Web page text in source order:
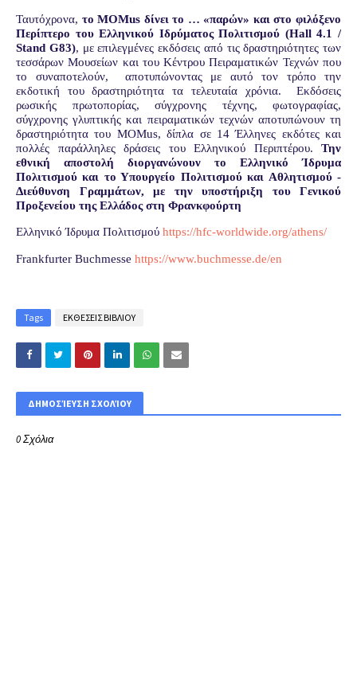
Ταυτόχρονα, τοMOMus δίνει το … «παρών» και στο φιλόξενο
Περίπτερο του Ελληνικού Ιδρύματος Πολιτισμού (Hall4.1 /
Stand G83), με επιλεγμένες εκδόσεις από τις δραστηριότητες των
τεσσάρων Μουσείων και του Κέντρου Πειραματικών Τεχνών που
το συναποτελούν,
αποτυπώνοντας με αυτό τον τρόπο την
εκδοτική του δραστηριότητα τα τελευταία χρόνια.
Εκδόσεις
ρωσικής πρωτοπορίας, σύγχρονης τέχνης, φωτογραφίας,
σύγχρονης γλυπτικής και πειραματικών τεχνών αποτυπώνουν τη
δραστηριότητα του MOMus, δίπλα σε 14 Έλληνες εκδότες και
πολλές παράλληλες δράσεις του Ελληνικού Περιπτέρου. Την
εθνική αποστολή διοργανώνουν το Ελληνικό Ίδρυμα
Πολιτισμούκαι τοΥπουργείο Πολιτισμού και Αθλητισμού -
Διεύθυνση Γραμμάτων, με την υποστήριξη του Γενικού
Προξενείου της Ελλάδος στη Φρανκφούρτη
Ελληνικό Ίδρυμα Πολιτισμού https://hfc-worldwide.org/athens/
Frankfurter Buchmesse https://www.buchmesse.de/en
Tags ΕΚΘΕΣΕΙΣ ΒΙΒΛΙΟΥ
ΔΗΜΟΣΊΕΥΣΗ ΣΧΟΛΊΟΥ
0 Σχόλια